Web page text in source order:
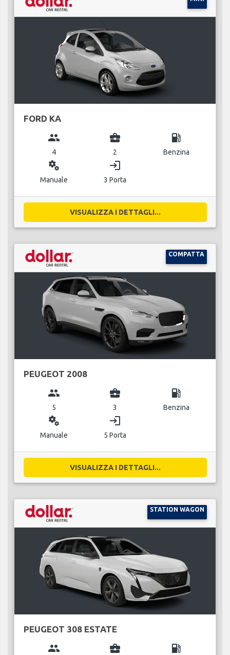
FORD KA
group
4
business_center
2
local_gas_station
Benzina
miscellaneous_services
Manuale
login
3 Porta
VISUALIZZA I DETTAGLI...
COMPATTA
PEUGEOT 2008
group
5
business_center
3
local_gas_station
Benzina
miscellaneous_services
Manuale
login
5 Porta
VISUALIZZA I DETTAGLI...
STATION WAGON
PEUGEOT 308 ESTATE
group business_center local_gas_station